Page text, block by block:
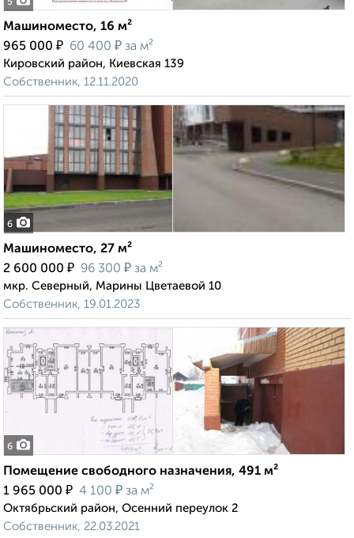
5
Машиноместо, 16 м²
965 000 ₽ 60 400 ₽ за м²
Кировский район, Киевская 139
Собственник, 12.11.2020
6
Машиноместо, 27 м²
2 600 000 ₽ 96 300 ₽ за м²
мкр. Северный, Марины Цветаевой 10
Собственник, 19.01.2023
6
Помещение свободного назначения, 491 м²
1 965 000 ₽ 4 100 ₽ за м²
Октябрьский район, Осенний переулок 2
Собственник, 22.03.2021